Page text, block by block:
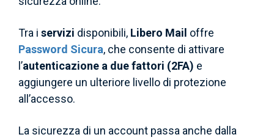
Tra i servizi disponibili, Libero Mail offre
Password Sicura, che consente di attivare
l’autenticazione a due fattori (2FA) e
aggiungere un ulteriore livello di protezione
all’accesso.
La sicurezza di un account passa anche dalla